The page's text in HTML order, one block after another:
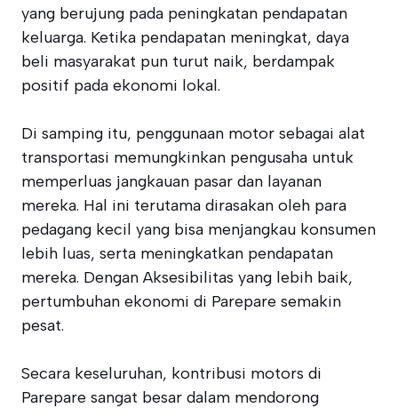
yang berujung pada peningkatan pendapatan
keluarga. Ketika pendapatan meningkat, daya
beli masyarakat pun turut naik, berdampak
positif pada ekonomi lokal.
Di samping itu, penggunaan motor sebagai alat
transportasi memungkinkan pengusaha untuk
memperluas jangkauan pasar dan layanan
mereka. Hal ini terutama dirasakan oleh para
pedagang kecil yang bisa menjangkau konsumen
lebih luas, serta meningkatkan pendapatan
mereka. Dengan Aksesibilitas yang lebih baik,
pertumbuhan ekonomi di Parepare semakin
pesat.
Secara keseluruhan, kontribusi motors di
Parepare sangat besar dalam mendorong